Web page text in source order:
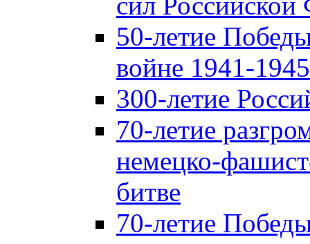
50-летие
войне 1941-1945
300-летие
70-летие
немецко-
битве
70-летие